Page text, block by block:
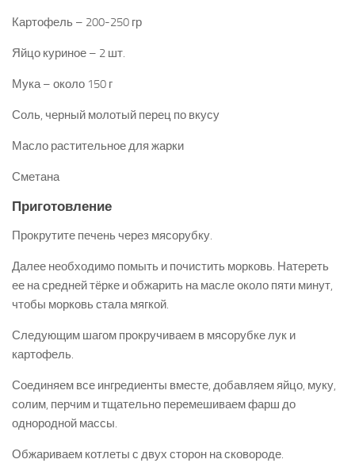
Картофель – 200-250 гр
Яйцо куриное – 2 шт.
Мука – около 150 г
Соль, черный молотый перец по вкусу
Масло растительное для жарки
Сметана
Приготовление
Прокрутите печень через мясорубку.
Далее необходимо помыть и почистить морковь. Натереть
ее на средней тёрке и обжарить на масле около пяти минут,
чтобы морковь стала мягкой.
Следующим шагом прокручиваем в мясорубке лук и
картофель.
Соединяем все ингредиенты вместе, добавляем яйцо, муку,
солим, перчим и тщательно перемешиваем фарш до
однородной массы.
Обжариваем котлеты с двух сторон на сковороде.